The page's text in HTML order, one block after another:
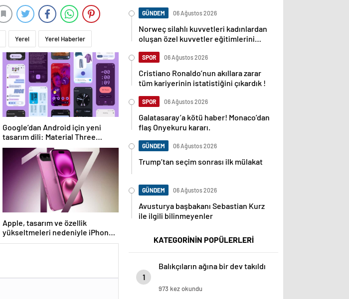
Yerel Yerel Haberler
Google’dan Android için yeni
tasarım dili: Material Three
Expressive
Apple, tasarım ve özellik
yükseltmeleri nedeniyle iPhone
17 fiyatlarını artırabilir
GÜNDEM 06 Ağustos 2026
Norweç silahlı kuvvetleri kadınlardan
oluşan özel kuvvetler eğitimlerini
SPOR 06 Ağustos 2026
Cristiano Ronaldo’nun akıllara zarar
tüm kariyerinin istatistiğini çıkardık !
SPOR 06 Ağustos 2026
Galatasaray’a kötü haber! Monaco’dan
flaş Onyekuru kararı.
GÜNDEM 06 Ağustos 2026
Trump’tan seçim sonrası ilk mülakat
GÜNDEM 06 Ağustos 2026
Avusturya başbakanı Sebastian Kurz
ile ilgili bilinmeyenler
KATEGORİNİN POPÜLERLERİ
1
Balıkçıların ağına bir dev takıldı
973 kez okundu